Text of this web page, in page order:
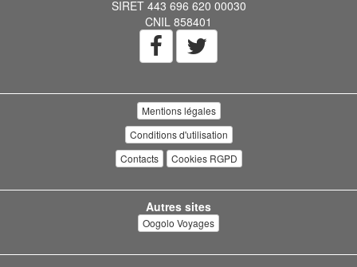
SIRET 443 696 620 00030
CNIL 858401
Mentions légales
Conditions d'utilisation
Contacts
Cookies RGPD
Autres sites
Oogolo Voyages